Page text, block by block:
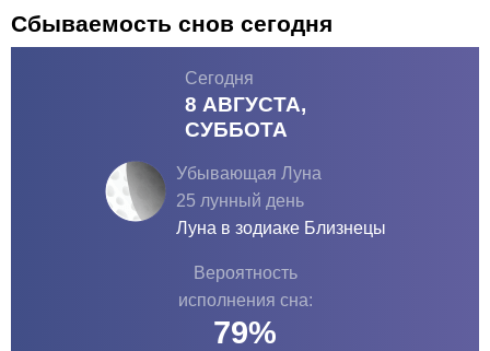
Сбываемость снов сегодня
Сегодня
8 АВГУСТА,
СУББОТА
Убывающая Луна
25 лунный день
Луна в зодиаке Близнецы
Вероятность
исполнения сна:
79%